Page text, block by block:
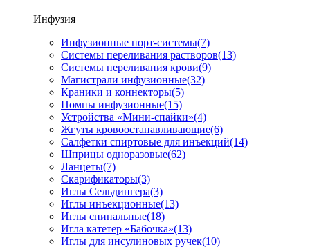
Инфузия
Инфузионные порт-системы(7)
Системы переливания растворов(13)
Системы переливания крови(9)
Магистрали инфузионные(32)
Краники и коннекторы(5)
Помпы инфузионные(15)
Устройства «Мини-спайки»(4)
Жгуты кровоостанавливающие(6)
Салфетки спиртовые для инъекций(14)
Шприцы одноразовые(62)
Ланцеты(7)
Скарификаторы(3)
Иглы Сельдингера(3)
Иглы инъекционные(13)
Иглы спинальные(18)
Игла катетер «Бабочка»(13)
Иглы для инсулиновых ручек(10)